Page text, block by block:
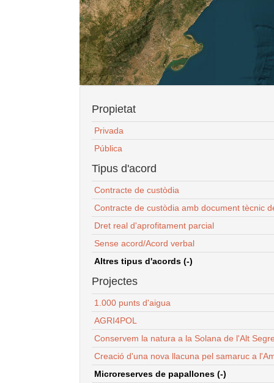
Propietat
Privada
Pública
Tipus d'acord
Contracte de custòdia
Contracte de custòdia amb document tècnic
Dret real d'aprofitament parcial
Sense acord/Acord verbal
Altres tipus d'acords (-)
Projectes
1.000 punts d'aigua
AGRI4POL
Conservem la natura a la Solana de l'Alt
Creació d'una nova llacuna pel samaruc a
Microreserves de papallones (-)